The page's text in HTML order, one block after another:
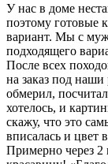
У нас в доме
поэтому готовые
вариант. Мы с
подходящего
После всех
на заказ под
обмерил,
хотелось, и
скажу, что это
вписалась и цвет
Примерно через